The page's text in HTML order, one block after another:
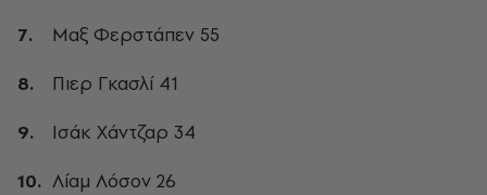
Μαξ Φερστάπεν 55
Πιερ Γκασλί 41
Ισάκ Χάντζαρ 34
Λίαμ Λόσον 26